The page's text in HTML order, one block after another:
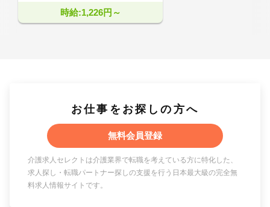
時給:1,226円～
お仕事をお探しの方へ
無料会員登録
介護求人セレクトは介護業界で転職を考えている方に特化した、
求人探し・転職パートナー探しの支援を行う日本最大級の完全無
料求人情報サイトです。